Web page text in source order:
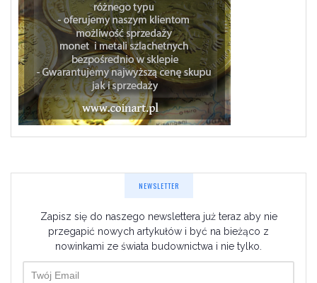
NEWSLETTER
Zapisz się do naszego newslettera już teraz aby nie
przegapić nowych artykułów i być na bieżąco z
nowinkami ze świata budownictwa i nie tylko.